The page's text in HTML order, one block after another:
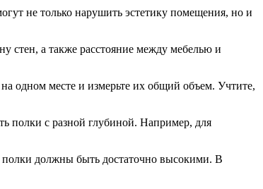
не только нарушить эстетику помещения, но и
стен, а также расстояние между мебелью и
одном месте и измерьте их общий объем. Учтите,
полки с разной глубиной. Например, для
полки должны быть достаточно высокими. В